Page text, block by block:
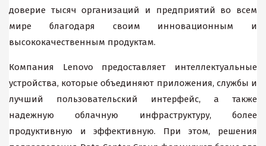
доверие тысяч организаций и предприятий во всем
мире благодаря своим инновационным и
высококачественным продуктам.
Компания Lenovo предоставляет интеллектуальные
устройства, которые объединяют приложения, службы и
лучший пользовательский интерфейс, а также
надежную облачную инфраструктуру, более
продуктивную и эффективную. При этом, решения